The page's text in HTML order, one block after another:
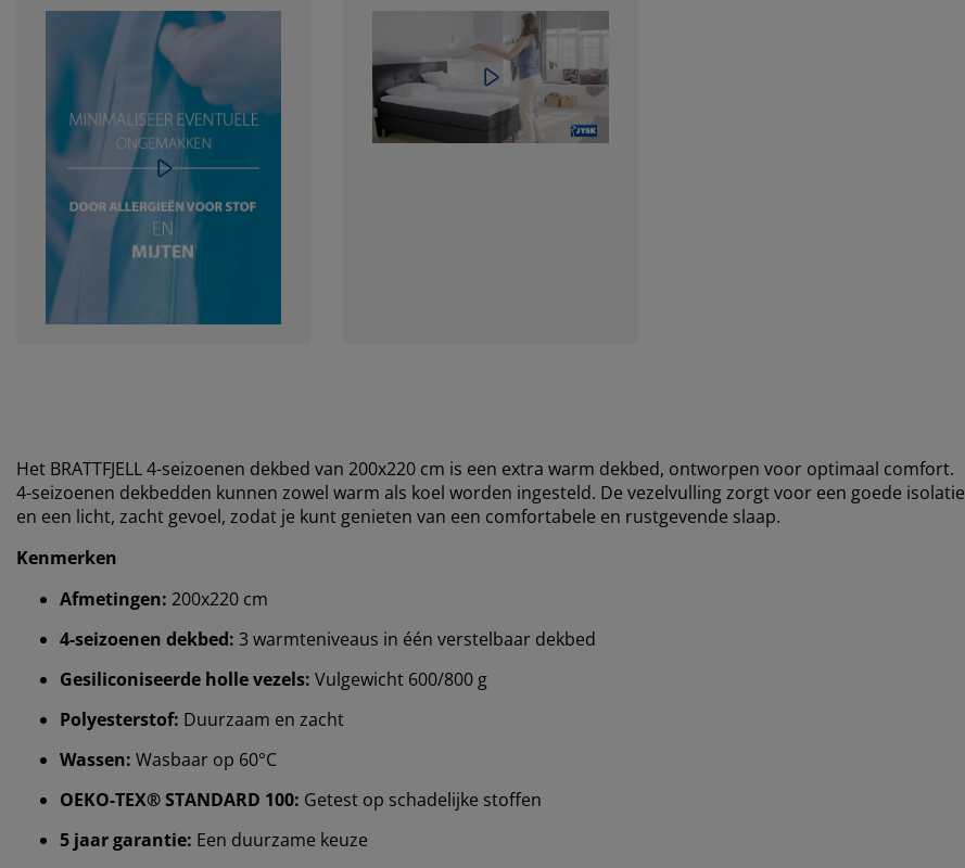
Het BRATTFJELL 4-seizoenen dekbed van 200x220 cm is een extra warm dekbed, ontworpen voor optimaal comfort.
4-seizoenen dekbedden kunnen zowel warm als koel worden ingesteld. De vezelvulling zorgt voor een goede isolatie
en een licht, zacht gevoel, zodat je kunt genieten van een comfortabele en rustgevende slaap.
Kenmerken
Afmetingen: 200x220 cm
4-seizoenen dekbed: 3 warmteniveaus in één verstelbaar dekbed
Gesiliconiseerde holle vezels: Vulgewicht 600/800 g
Polyesterstof: Duurzaam en zacht
Wassen: Wasbaar op 60°C
OEKO-TEX® STANDARD 100: Getest op schadelijke stoffen
5 jaar garantie: Een duurzame keuze